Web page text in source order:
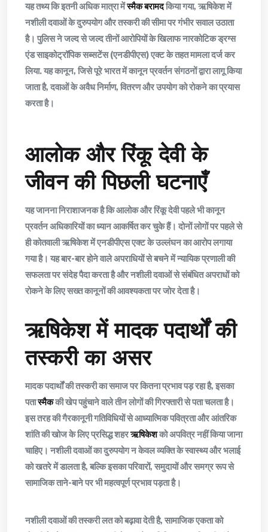
यह तथ्य कि इतनी अधिक मात्रा मेंस्मैक बरामदकिया गया, ऋषिकेश में
नशीली दवाओं के दुरुपयोग और तस्करी की सीमा पर गंभीर सवाल उठाता
है। पुलिस ने जल्द से जल्द तीनों आरोपियों के खिलाफ नारकोटिक ड्रग्स
एंड साइकोट्रॉपिक सब्सटेंस (एनडीपीएस) एक्ट के तहत मामला दर्ज कर
लिया. यह कानून, जिसे पूरे भारत में कानून प्रवर्तन संगठनों द्वारा लागू किया
जाता है, दवाओं के अवैध निर्माण, वितरण और उपयोग को रोकने का प्रयास
करता है।
आलोक और रिंकू देवी के
जीवन की पिछली घटनाएँ
यह जानना निराशाजनक है कि आलोक और रिंकू देवी पहले भी कानून
प्रवर्तन अधिकारियों का ध्यान आकर्षित कर चुके हैं। दोनों लोगों पर पहले से
ही कोतवाली ऋषिकेश में एनडीपीएस एक्ट के उल्लंघन का आरोप लगाया
गया है। यह बार-बार होने वाले अपराधियों से बचने में न्यायिक प्रणाली की
सफलता पर संदेह पैदा करता है और नशीली दवाओं से संबंधित अपराधों को
रोकने के लिए सख्त कानूनों की आवश्यकता पर जोर देता है।
ऋषिकेश में मादक पदार्थों की
तस्करी का असर
मादक पदार्थों की तस्करी का समाज पर कितना प्रभाव पड़ रहा है, इसका
पतास्मैककी खेप पहुंचाने वाले तीन लोगों की गिरफ्तारी से पता चलता है।
इस तरह की गैरकानूनी गतिविधियों से आध्यात्मिक पवित्रता और आंतरिक
शांति की खोज के लिए प्रसिद्ध शहरऋषिकेशको अपवित्र नहीं किया जाना
चाहिए। नशीली दवाओं का दुरुपयोग न केवल व्यक्ति के स्वास्थ्य और भलाई
को खतरे में डालता है, बल्कि इसका परिवारों, समुदायों और समग्र रूप से
सामाजिक ताने-बाने पर भी महत्वपूर्ण प्रभाव पड़ता है।
नशीली दवाओं की तस्करी लत को बढ़ावा देती है, सामाजिक एकता को